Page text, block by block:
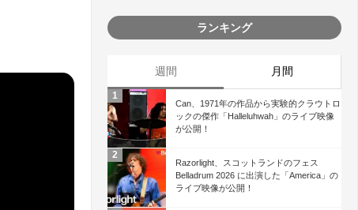
ランキング
週間 月間
Can、1971年の作品から実験的クラウトロ
ックの傑作「Halleluhwah」のライブ映像
が公開！
Razorlight、スコットランドのフェス
Belladrum 2026 に出演した「America」の
ライブ映像が公開！